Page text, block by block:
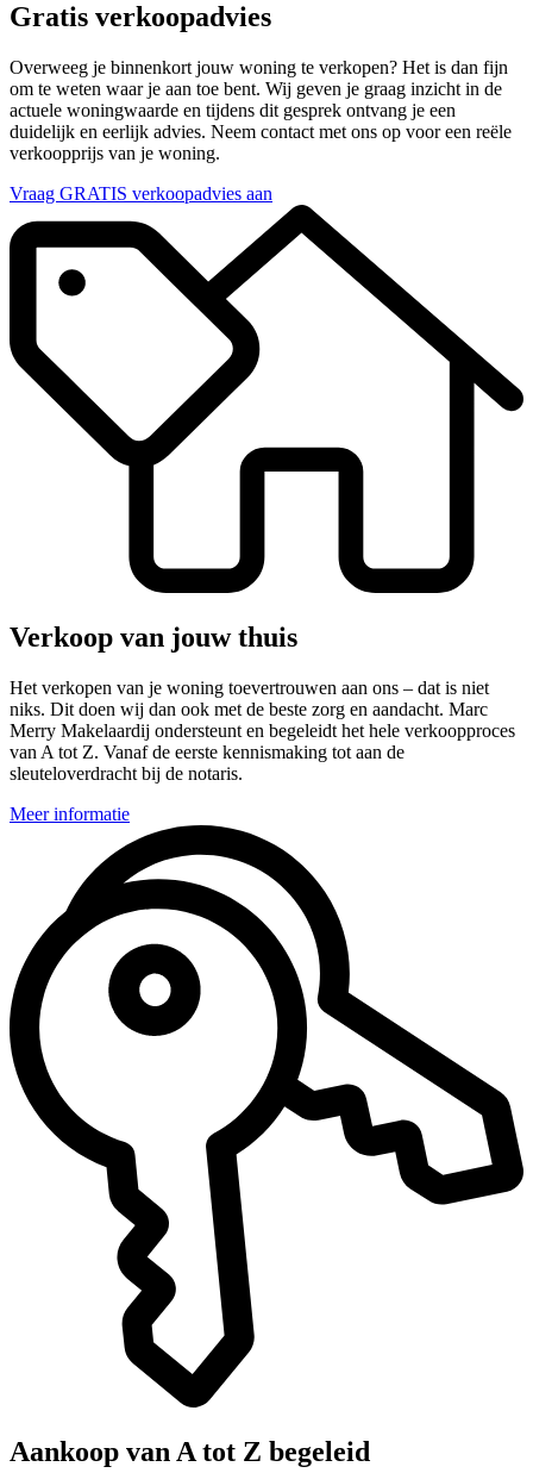
Gratis verkoopadvies
Overweeg je binnenkort jouw woning te verkopen? Het is dan fijn
om te weten waar je aan toe bent. Wij geven je graag inzicht in de
actuele woningwaarde en tijdens dit gesprek ontvang je een
duidelijk en eerlijk advies. Neem contact met ons op voor een reële
verkoopprijs van je woning.
Vraag GRATIS verkoopadvies aan
Verkoop van jouw thuis
Het verkopen van je woning toevertrouwen aan ons – dat is niet
niks. Dit doen wij dan ook met de beste zorg en aandacht. Marc
Merry Makelaardij ondersteunt en begeleidt het hele verkoopproces
van A tot Z. Vanaf de eerste kennismaking tot aan de
sleuteloverdracht bij de notaris.
Meer informatie
Aankoop van A tot Z begeleid